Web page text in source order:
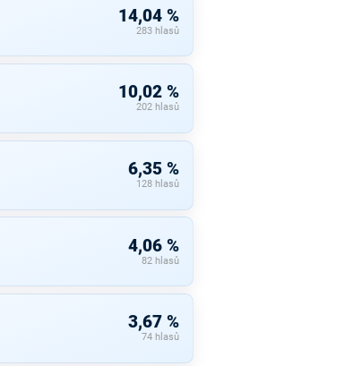
14,04 %
283 hlasů
10,02 %
202 hlasů
6,35 %
128 hlasů
4,06 %
82 hlasů
3,67 %
74 hlasů